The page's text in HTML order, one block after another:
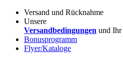
Versand und Rücknahme
Unsere
Versandbedingungen und Ihr
Bonusprogramm
Flyer/Kataloge